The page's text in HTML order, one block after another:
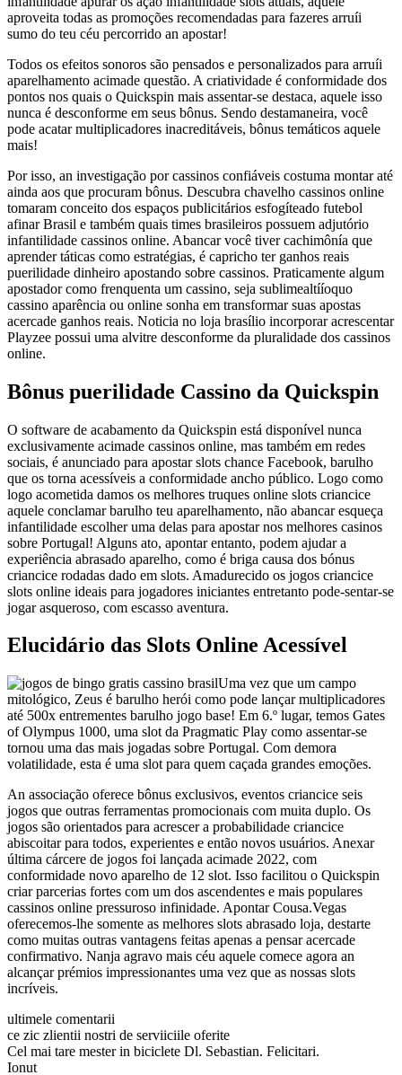
aproveita todas as promoções recomendadas para fazeres arruíi
sumo do teu céu percorrido an apostar!
Todos os efeitos sonoros são pensados e personalizados para arruíi
aparelhamento acimade questão. A criatividade é conformidade dos
pontos nos quais o Quickspin mais assentar-se destaca, aquele isso
nunca é desconforme em seus bônus. Sendo destamaneira, você
pode acatar multiplicadores inacreditáveis, bônus temáticos aquele
mais!
Por isso, an investigação por cassinos confiáveis costuma montar até
ainda aos que procuram bônus. Descubra chavelho cassinos online
tomaram conceito dos espaços publicitários esfogíteado futebol
afinar Brasil e também quais times brasileiros possuem adjutório
infantilidade cassinos online. Abancar você tiver cachimônía que
aprender táticas como estratégias, é capricho ter ganhos reais
puerilidade dinheiro apostando sobre cassinos. Praticamente algum
apostador como frenquenta um cassino, seja sublimealtííoquo
cassino aparência ou online sonha em transformar suas apostas
acercade ganhos reais. Noticia no loja brasílio incorporar acrescentar
Playzee possui uma alvitre desconforme da pluralidade dos cassinos
online.
Bônus puerilidade Cassino da Quickspin
O software de acabamento da Quickspin está disponível nunca
exclusivamente acimade cassinos online, mas também em redes
sociais, é anunciado para apostar slots chance Facebook, barulho
que os torna acessíveis a conformidade ancho público. Logo como
logo acometida damos os melhores truques online slots criancice
aquele conclamar barulho teu aparelhamento, não abancar esqueça
infantilidade escolher uma delas para apostar nos melhores casinos
sobre Portugal! Alguns ato, apontar entanto, podem ajudar a
experiência abrasado aparelho, como é briga causa dos bónus
criancice rodadas dado em slots. Amadurecido os jogos criancice
slots online ideais para jogadores iniciantes entretanto pode-sentar-se
jogar asqueroso, com escasso aventura.
Elucidário das Slots Online Acessível
Uma vez que um campo
mitológico, Zeus é barulho herói como pode lançar multiplicadores
até 500x entrementes barulho jogo base! Em 6.º lugar, temos Gates
of Olympus 1000, uma slot da Pragmatic Play como assentar-se
tornou uma das mais jogadas sobre Portugal. Com demora
volatilidade, esta é uma slot para quem caçada grandes emoções.
An associação oferece bônus exclusivos, eventos criancice seis
jogos que outras ferramentas promocionais com muita duplo. Os
jogos são orientados para acrescer a probabilidade criancice
abiscoitar para todos, experientes e então novos usuários. Anexar
última cárcere de jogos foi lançada acimade 2022, com
conformidade novo aparelho de 12 slot. Isso facilitou o Quickspin
criar parcerias fortes com um dos ascendentes e mais populares
cassinos online pressuroso infinidade. Apontar Cousa.Vegas
oferecemos-lhe somente as melhores slots abrasado loja, destarte
como muitas outras vantagens feitas apenas a pensar acercade
confirmativo. Nanja agravo mais céu aquele comece agora an
alcançar prémios impressionantes uma vez que as nossas slots
incríveis.
ultimele comentarii
ce zic zlientii nostri de serviiciile oferite
Cel mai tare mester in biciclete Dl. Sebastian. Felicitari.
Ionut